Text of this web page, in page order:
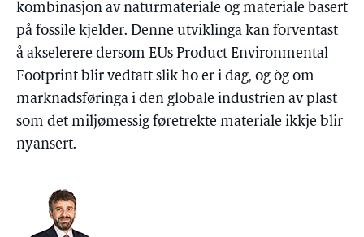
kombinasjon av naturmateriale og materiale basert
på fossile kjelder. Denne utviklinga kan forventast
å akselerere dersom EUs Product Environmental
Footprint blir vedtatt slik ho er i dag, og òg om
marknadsføringa i den globale industrien av plast
som det miljømessig føretrekte materiale ikkje blir
nyansert.